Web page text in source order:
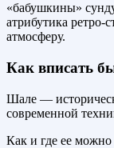
«бабушкины»
атрибутика
атмосферу.
Как вписать
Шале —
современной
Как и где ее можно